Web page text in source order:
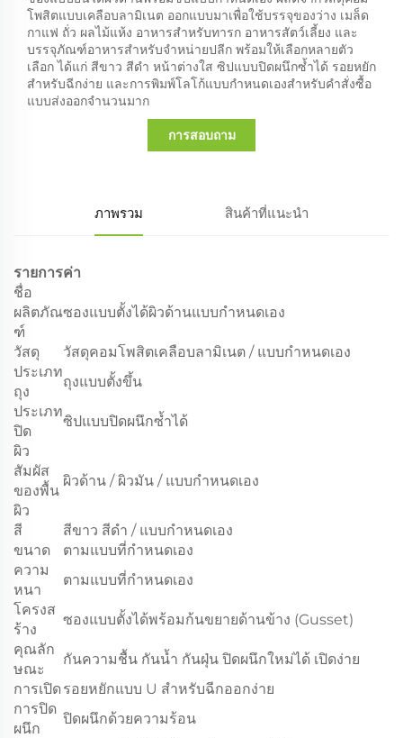
โพสิตแบบเคลือบลามิเนต ออกแบบมาเพื่อใช้บรรจุของว่าง เมล็ด
กาแฟ ถั่ว ผลไม้แห้ง อาหารสำหรับทารก อาหารสัตว์เลี้ยง และ
บรรจุภัณฑ์อาหารสำหรับจำหน่ายปลีก พร้อมให้เลือกหลายตัว
เลือก ได้แก่ สีขาว สีดำ หน้าต่างใส ซิปแบบปิดผนึกซ้ำได้ รอยหยัก
สำหรับฉีกง่าย และการพิมพ์โลโก้แบบกำหนดเองสำหรับคำสั่งซื้อ
แบบส่งออกจำนวนมาก
การสอบถาม
ภาพรวม สินค้าที่แนะนำ
รายการค่า
ชื่อ
ผลิตภัณ
ฑ์
ซองแบบตั้งได้ผิวด้านแบบกำหนดเอง
วัสดุ
วัสดุคอมโพสิตเคลือบลามิเนต / แบบกำหนดเอง
ประเภท
ถุง
ถุงแบบตั้งขึ้น
ประเภท
ปิด
ซิปแบบปิดผนึกซ้ำได้
ผิว
สัมผัส
ของพื้น
ผิว
ผิวด้าน / ผิวมัน / แบบกำหนดเอง
สี
สีขาว สีดำ / แบบกำหนดเอง
ขนาด
ตามแบบที่กำหนดเอง
ความ
หนา
ตามแบบที่กำหนดเอง
โครงส
ร้าง
ซองแบบตั้งได้พร้อมก้นขยายด้านข้าง (Gusset)
คุณลัก
ษณะ
กันความชื้น กันน้ำ กันฝุ่น ปิดผนึกใหม่ได้ เปิดง่าย
การเปิด รอยหยักแบบ U สำหรับฉีกออกง่าย
การปิด
ผนึก
ปิดผนึกด้วยความร้อน